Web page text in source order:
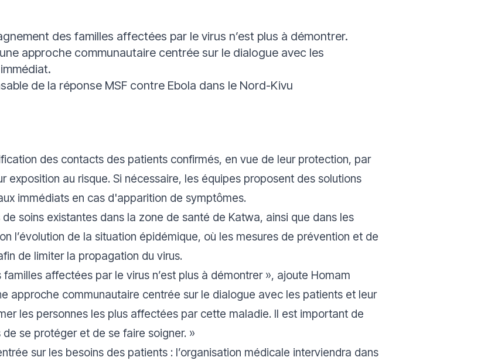
des familles affectées par le virus n’est plus à démontrer.
approche communautaire centrée sur le dialogue avec les
de la réponse MSF contre Ebola dans le Nord-Kivu
des contacts des patients confirmés, en vue de leur protection, par
exposition au risque. Si nécessaire, les équipes proposent des solutions
immédiats en cas d'apparition de symptômes.
soins existantes dans la zone de santé de Katwa, ainsi que dans les
l’évolution de la situation épidémique, où les mesures de prévention et de
de limiter la propagation du virus.
affectées par le virus n’est plus à démontrer», ajoute Homam
approche communautaire centrée sur le dialogue avec les patients et leur
les personnes les plus affectées par cette maladie. Il est important de
se protéger et de se faire soigner. »
sur les besoins des patients : l’organisation médicale interviendra dans